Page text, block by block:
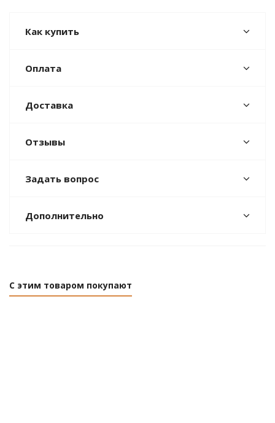
Как купить
Оплата
Доставка
Отзывы
Задать вопрос
Дополнительно
С этим товаром покупают